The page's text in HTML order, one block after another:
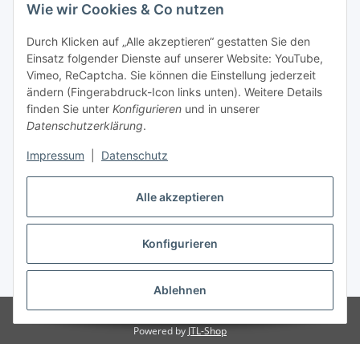
Alle akzeptieren
Konfigurieren
Ablehnen
Wie wir Cookies & Co nutzen
Durch Klicken auf „Alle akzeptieren“ gestatten Sie den
Einsatz folgender Dienste auf unserer Website: YouTube,
Vimeo, ReCaptcha. Sie können die Einstellung jederzeit
ändern (Fingerabdruck-Icon links unten). Weitere Details
finden Sie unter Konfigurieren und in unserer
Datenschutzerklärung.
Impressum Datenschutz
Wir sind kein Spielwarenhändler i. S. d.
Spielwarenverordnung
Die meisten der von uns vertriebenen Produkte sind
nur für ein Erwachsenenhobby gedacht. Diese
Produkte gehören nicht in unbeaufsichtigte
Kinderhände unter 14 Jahren. Mit dem Kaufabschluss
bestätigen Sie, dass Ihnen das bekannt ist, Sie über 14
Jahre alt sind und die Teile nicht an Kinder unter 14
Vertrag widerrufen
* Alle Preise inkl. gesetzlicher USt., zzgl.
Powered by JTL-Shop